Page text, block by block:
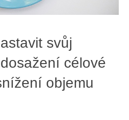
svůj
célové
objemu